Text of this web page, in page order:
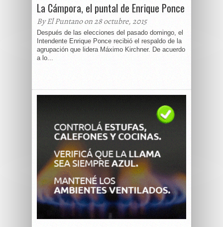
La Cámpora, el puntal de Enrique Ponce
By El Puntano on 28 octubre, 2015
Después de las elecciones del pasado domingo, el
Intendente Enrique Ponce recibió el respaldo de la
agrupación que lidera Máximo Kirchner. De acuerdo
a lo...